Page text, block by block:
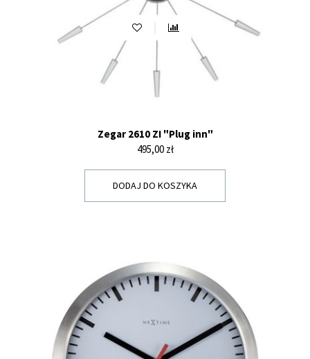
Zegar 2610 ZI "Plug inn"
Cena
495,00 zł
DODAJ DO KOSZYKA